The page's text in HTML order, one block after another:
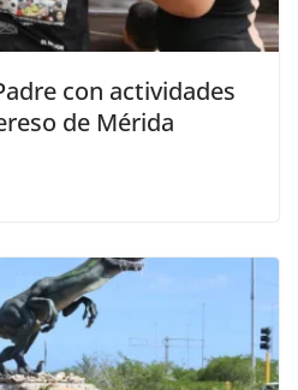
con actividades
de Mérida